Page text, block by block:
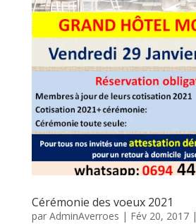
Cérémonie des voeux 2021
par AdminAverroes | Fév 20, 2017|